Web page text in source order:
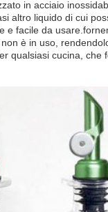
in acciaio
altro liquido di cui
facile da
è in uso,
qualsiasi cucina,